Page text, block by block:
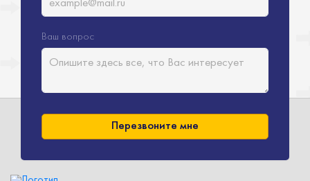
Ваш вопрос
Перезвоните мне